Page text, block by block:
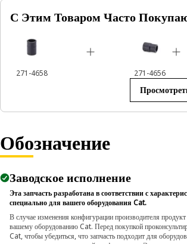
The 12-Point Impact Socket is used in
impact wrenches to handle hexagonal
equipment components, ensuring
С Этим Товаром Часто
271-4658 271-4656
Обозначение
Заводское исполнение
Эта запчасть разработана в соответствии с
специально для вашего оборудования Cat.
В случае изменения конфигурации производителя
вашему оборудованию Cat. Перед покупкой
Cat, чтобы убедиться, что запчасть подходит для